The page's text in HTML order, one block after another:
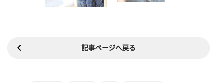
記事ページへ戻る